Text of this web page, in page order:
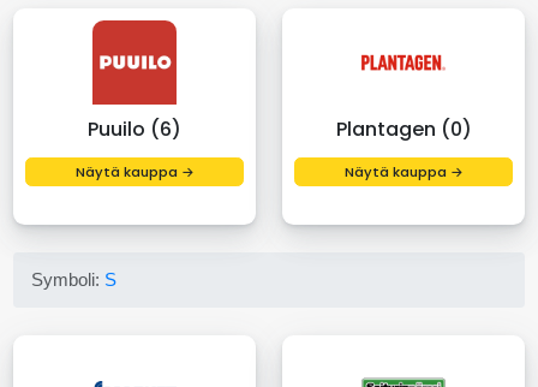
Puuilo (6)
Näytä kauppa →
Plantagen (0)
Näytä kauppa →
Symboli: S